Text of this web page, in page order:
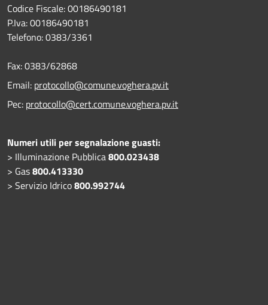
Codice Fiscale: 00186490181
P.Iva: 00186490181
Telefono:0383/3361
Fax:0383/62868
Email: protocollo@comune.voghera.pv.it
Pec: protocollo@cert.comune.voghera.pv.it
Numeri utili per segnalazione guasti:
> Illuminazione Pubblica800.023438
> Gas800.413330
> Servizio Idrico800.992744